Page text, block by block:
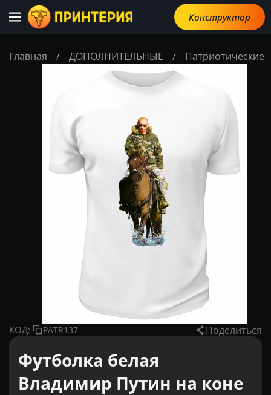
Конструктор
Главная / ДОПОЛНИТЕЛЬНЫЕ / Патриотические
КОД: PATR137 Поделиться
Футболка белая
Владимир Путин на коне